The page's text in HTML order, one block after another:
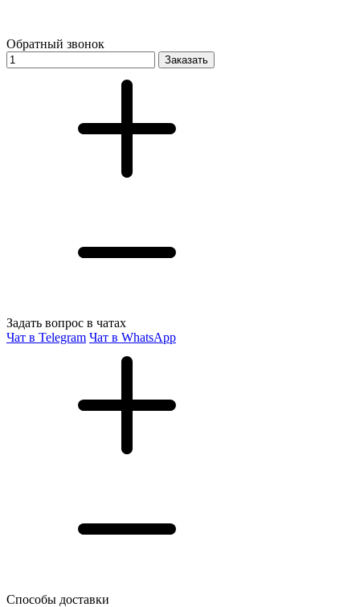
Обратный звонок
Заказать
Задать вопрос в чатах
Чат в Telegram Чат в WhatsApp
Способы доставки